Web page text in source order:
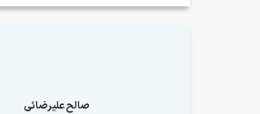
صالح علیرضائی